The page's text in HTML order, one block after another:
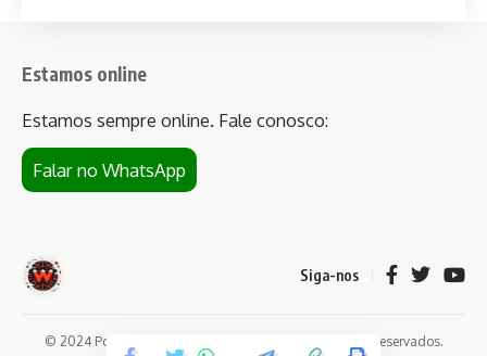
Estamos online
Estamos sempre online. Fale conosco:
Falar no WhatsApp
Siga-nos
© 2024 Portal de notícias Web Flush. Todos os direitos reservados.